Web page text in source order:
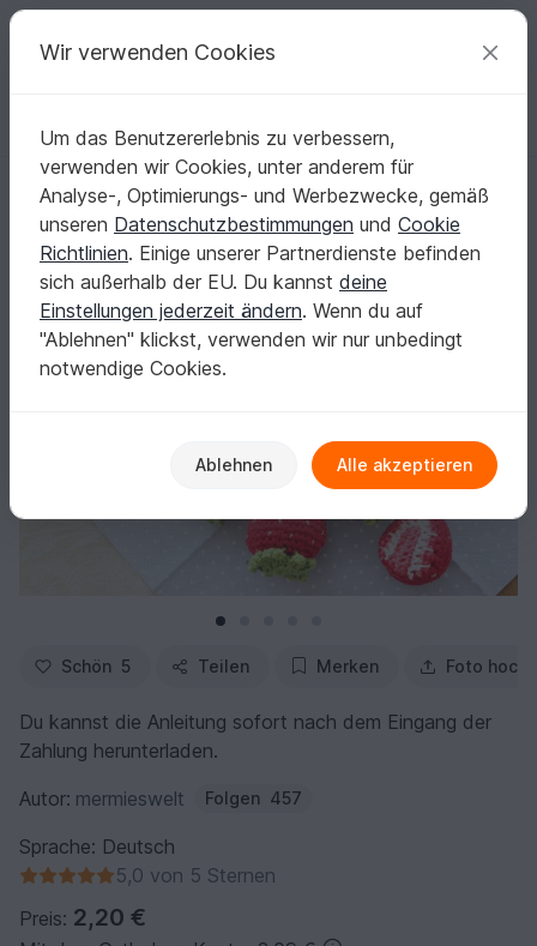
Deine kreativen Ideen
Deutsch | € (EUR) einloggen Kostenlos registrieren
Startseite Häkeln Kinder Lebensmittel
Häkelanleitung "Erdbeeren, 9 verschiedene Formen und Grössen"
Häkelanleitung "Erdbeeren, 9 verschiedene
Formen und Grössen"
Schön 5 Teilen Merken Foto
Du kannst die Anleitung sofort nach dem Eingang der
Zahlung herunterladen.
Autor: mermieswelt Folgen 457
Sprache: Deutsch
5,0 von 5 Sternen
Preis: 2,20 €
Wir verwenden Cookies
Um das Benutzererlebnis zu verbessern,
verwenden wir Cookies, unter anderem für
Analyse-, Optimierungs- und Werbezwecke, gemäß
unseren Datenschutzbestimmungen und Cookie
Richtlinien. Einige unserer Partnerdienste befinden
sich außerhalb der EU. Du kannst deine
Einstellungen jederzeit ändern. Wenn du auf
"Ablehnen" klickst, verwenden wir nur unbedingt
notwendige Cookies.
Ablehnen Alle akzeptieren